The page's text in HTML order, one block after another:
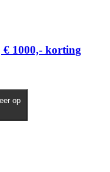
1000,- korting
op